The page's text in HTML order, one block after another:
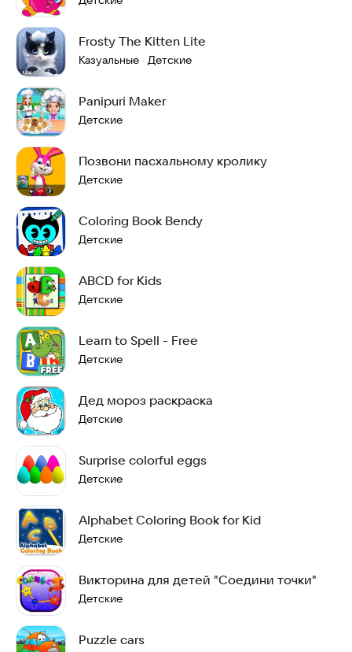
Frosty The Kitten Lite
Казуальные · Детские
Panipuri Maker
Детские
Позвони пасхальному кролику
Детские
Coloring Book Bendy
Детские
ABCD for Kids
Детские
Learn to Spell - Free
Детские
Дед мороз раскраска
Детские
Surprise colorful eggs
Детские
Alphabet Coloring Book for Kid
Детские
Викторина для детей "Соедини точки"
Детские
Puzzle cars